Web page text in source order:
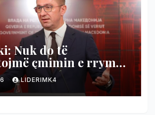
Nuk do të
çmimin e rrymës,
plan për ta liruar!
LIDERIMK4